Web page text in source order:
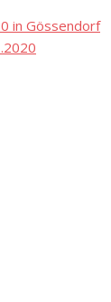
in Gössendorf